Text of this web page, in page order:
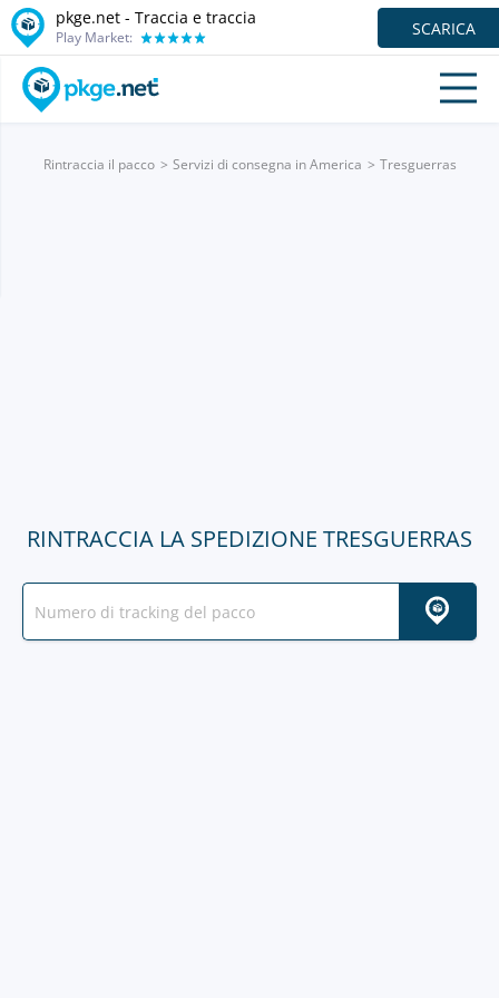
pkge.net - Traccia e traccia
Play Market: SCARICA
Rintraccia il pacco Servizi di consegna in America Tresguerras
RINTRACCIA LA SPEDIZIONE TRESGUERRAS